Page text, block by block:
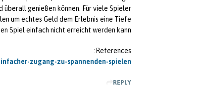
genießen können. Für viele Spieler
um echtes Geld dem Erlebnis eine Tiefe,
Spiel einfach nicht erreicht werden kann.
References:
zugang-zu-spannenden-spielen/
REPLY